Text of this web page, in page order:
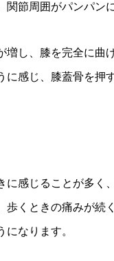
関節周囲がパンパン
増し、膝を完全に曲
に感じ、膝蓋骨を押
に感じることが多く
歩くときの痛みが続
になります。